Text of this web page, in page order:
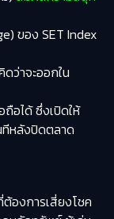
ของ SET Index
ว่าจะออกใน
อได้ ซึ่งเปิดให้
ทีหลังปิดตลาด
องการเสี่ยงโชค